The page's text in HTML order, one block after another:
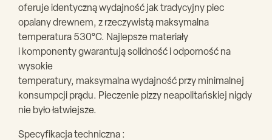
oferuje identyczną wydajność jak tradycyjny piec
opalany drewnem, z rzeczywistą maksymalna
temperatura 530°C. Najlepsze materiały
i komponenty gwarantują solidność i odporność na
wysokie
temperatury, maksymalna wydajność przy minimalnej
konsumpcji prądu. Pieczenie pizzy neapolitańskiej nigdy
nie było łatwiejsze.
Specyfikacja techniczna :